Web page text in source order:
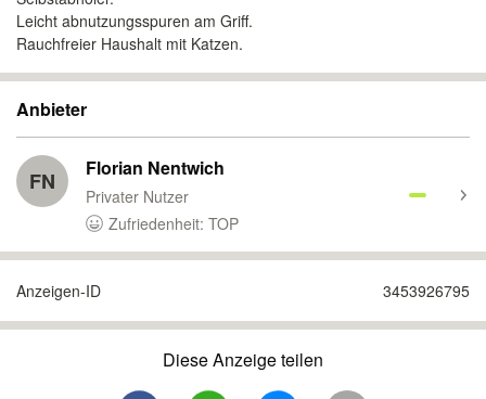
Leicht abnutzungsspuren am Griff.
Rauchfreier Haushalt mit Katzen.
Anbieter
FN Florian Nentwich
Privater Nutzer
Zufriedenheit: TOP
Anzeigen-ID 3453926795
Diese Anzeige teilen